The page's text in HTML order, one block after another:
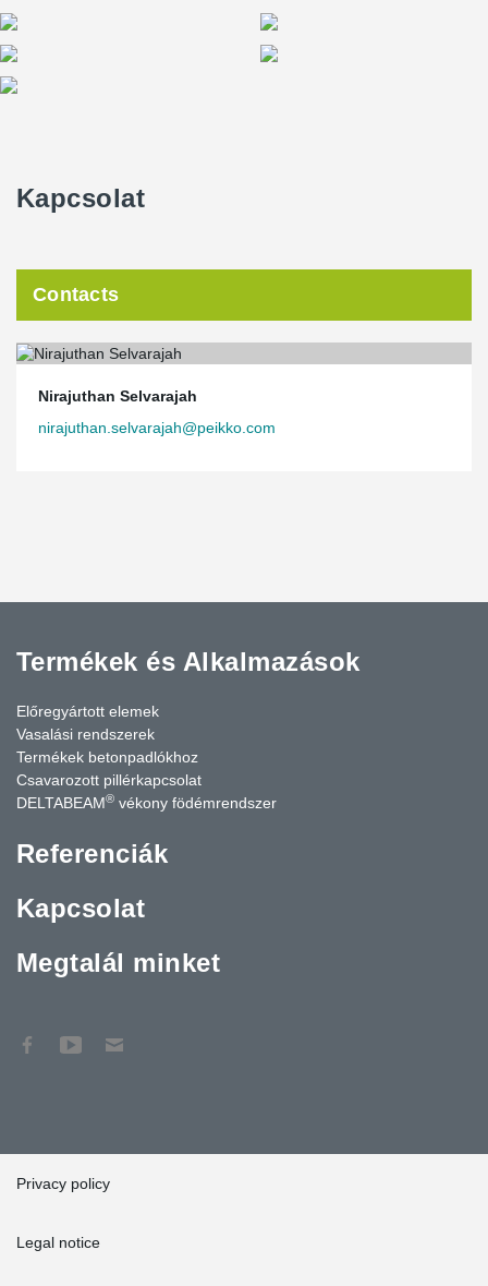
Kapcsolat
Contacts
Nirajuthan Selvarajah
nirajuthan.selvarajah@peikko.com
Termékek és Alkalmazások
Előregyártott elemek
Vasalási rendszerek
Termékek betonpadlókhoz
Csavarozott pillérkapcsolat
DELTABEAM® vékony födémrendszer
Referenciák
Kapcsolat
Megtalál minket
Privacy policy
Legal notice